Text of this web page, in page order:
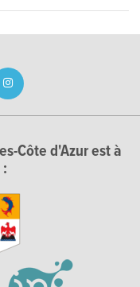
Côte d'Azur est à